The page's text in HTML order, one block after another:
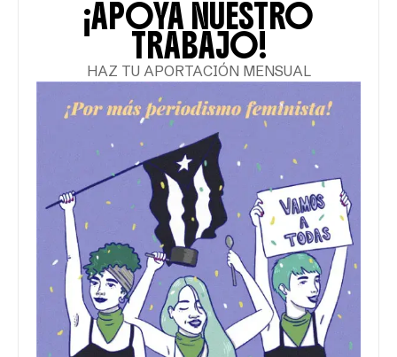
¡APOYA NUESTRO
TRABAJO!
HAZ TU APORTACIÓN MENSUAL